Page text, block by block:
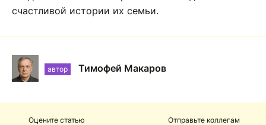
счастливой истории их семьи.
автор Тимофей Макаров
Оцените статью Отправьте коллегам